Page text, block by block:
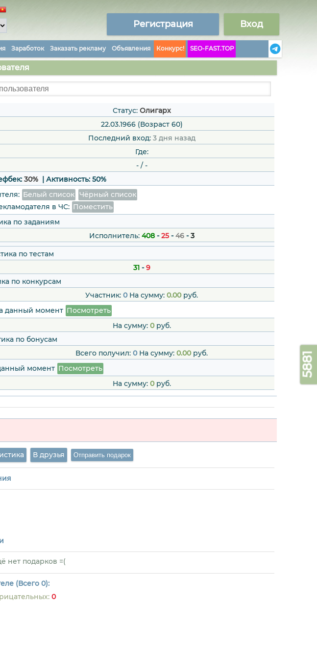
Регистрация Вход
Заработок Заказать рекламу Объявления Конкурс! SEO-FAST.TOP
Статус: Олигарх
22.03.1966 (Возраст 60)
Последний вход: 3 дня назад
Где:
-/ -
30% Активность: 50%
Белый список
Чёрный список
в ЧС: Поместить
по заданиям
Исполнитель: 408-25-46-3
по тестам
31-9
по конкурсам
Участник: 0На сумму: 0.00руб.
данный момент Посмотреть
На сумму: 0руб.
по бонусам
Всего получил: 0На сумму: 0.00руб.
момент Посмотреть
На сумму: 0руб.
В друзья
нет подарков =(
(Всего 0):
0
5881